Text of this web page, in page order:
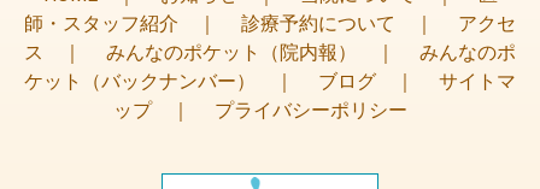
師・スタッフ紹介
｜ 診療予約について ｜
アクセ
ス
｜ みんなのポケット（院内報） ｜
みんなのポ
ケット（バックナンバー）
｜ ブログ ｜
サイトマ
ップ
｜ プライバシーポリシー